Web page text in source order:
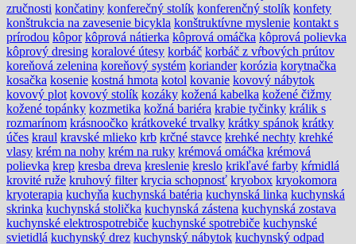
zručnosti končatiny konferečný stolík konferenčný stolík konfety
konštrukcia na zavesenie bicykla konštruktívne myslenie kontakt s
prírodou kôpor kôprová nátierka kôprová omáčka kôprová polievka
kôprový dresing koralové útesy korbáč korbáč z vŕbových prútov
koreňová zelenina koreňový systém koriander korózia korytnačka
kosačka kosenie kostná hmota kotol kovanie kovový nábytok
kovový plot kovový stolík kozáky kožená kabelka kožené čižmy
kožené topánky kozmetika kožná bariéra krabie tyčinky králik s
rozmarínom krásnoočko krátkoveké trvalky krátky spánok krátky
účes kraul kravské mlieko krb krčné stavce krehké nechty krehké
vlasy krém na nohy krém na ruky krémová omáčka krémová
polievka krep kresba dreva kreslenie kreslo krikľavé farby kŕmidlá
krovité ruže kruhový filter krycia schopnosť kryobox kryokomora
kryoterapia kuchyňa kuchynská batéria kuchynská linka kuchynská
skrinka kuchynská stolička kuchynská zástena kuchynská zostava
kuchynské elektrospotrebiče kuchynské spotrebiče kuchynské
svietidlá kuchynský drez kuchynský nábytok kuchynský odpad